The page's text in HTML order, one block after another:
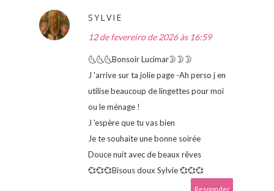
SYLVIE
12 de fevereiro de 2026 às 16:59
🌜🌜🌜Bonsoir Lucimar🌛🌛🌛
J 'arrive sur ta jolie page -Ah perso j en
utilise beaucoup de lingettes pour moi
ou le ménage !
J 'espère que tu vas bien
Je te souhaite une bonne soirée
Douce nuit avec de beaux rêves
💞💞💞Bisous doux Sylvie 💞💞💞
Responder